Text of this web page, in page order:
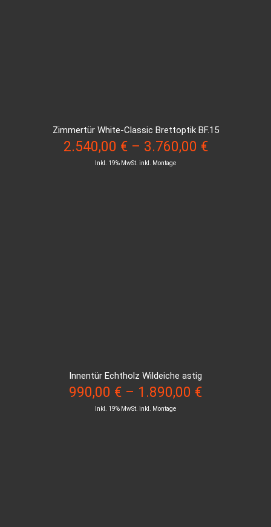
Zimmertür White-Classic Brettoptik BF.15
2.540,00 €– 3.760,00 €
Inkl. 19% MwSt. inkl. Montage
Innentür Echtholz Wildeiche astig
990,00 € – 1.890,00 €
Inkl. 19% MwSt. inkl. Montage